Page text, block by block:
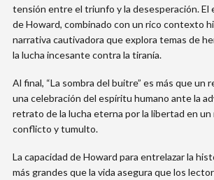
tensión entre el triunfo y la desesperación.
de Howard, combinado con un rico contexto
narrativa cautivadora que explora temas de
la lucha incesante contra la tiranía.
Al final, “La sombra del buitre” es más que un
una celebración del espíritu humano ante la
retrato de la lucha eterna por la libertad en un
conflicto y tumulto.
La capacidad de Howard para entrelazar la
más grandes que la vida asegura que los